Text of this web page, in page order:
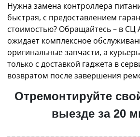
Нужна замена контроллера
быстрая, с предоставлением
стоимостью? Обращайтесь – в СЦ
ожидает комплексное
оригинальные запчасти, а
только с доставкой гаджета в
возвратом после завершения
Отремонтируйте
выезде за 20